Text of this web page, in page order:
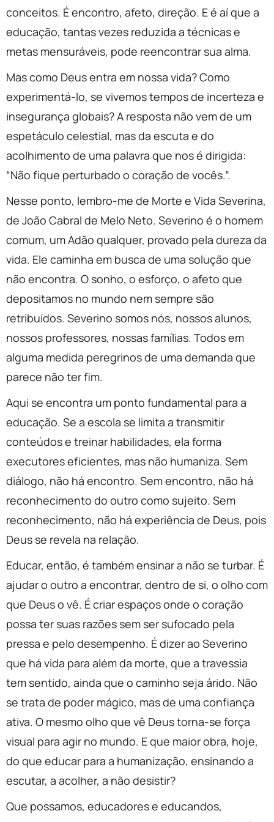
conceitos. É encontro, afeto, direção. E é aí que a
educação, tantas vezes reduzida a técnicas e
metas mensuráveis, pode reencontrar sua alma.
Mas como Deus entra em nossa vida? Como
experimentá-lo, se vivemos tempos de incerteza e
insegurança globais? A resposta não vem de um
espetáculo celestial, mas da escuta e do
acolhimento de uma palavra que nos é dirigida:
“Não fique perturbado o coração de vocês.”.
Nesse ponto, lembro-me de Morte e Vida Severina,
de João Cabral de Melo Neto. Severino é o homem
comum, um Adão qualquer, provado pela dureza da
vida. Ele caminha em busca de uma solução que
não encontra. O sonho, o esforço, o afeto que
depositamos no mundo nem sempre são
retribuídos. Severino somos nós, nossos alunos,
nossos professores, nossas famílias. Todos em
alguma medida peregrinos de uma demanda que
parece não ter fim.
Aqui se encontra um ponto fundamental para a
educação. Se a escola se limita a transmitir
conteúdos e treinar habilidades, ela forma
executores eficientes, mas não humaniza. Sem
diálogo, não há encontro. Sem encontro, não há
reconhecimento do outro como sujeito. Sem
reconhecimento, não há experiência de Deus, pois
Deus se revela na relação.
Educar, então, é também ensinar a não se turbar. É
ajudar o outro a encontrar, dentro de si, o olho com
que Deus o vê. É criar espaços onde o coração
possa ter suas razões sem ser sufocado pela
pressa e pelo desempenho. É dizer ao Severino
que há vida para além da morte, que a travessia
tem sentido, ainda que o caminho seja árido. Não
se trata de poder mágico, mas de uma confiança
ativa. O mesmo olho que vê Deus torna-se força
visual para agir no mundo. E que maior obra, hoje,
do que educar para a humanização, ensinando a
escutar, a acolher, a não desistir?
Que possamos, educadores e educandos,